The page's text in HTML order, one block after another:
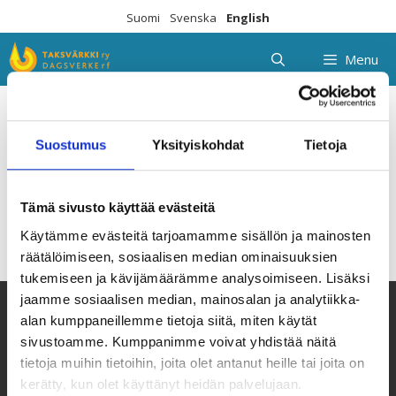
Suostumus Yksityiskohdat Tietoja
Tämä sivusto käyttää evästeitä
Käytämme evästeitä tarjoamamme sisällön ja mainosten
räätälöimiseen, sosiaalisen median ominaisuuksien
tukemiseen ja kävijämäärämme analysoimiseen. Lisäksi
jaamme sosiaalisen median, mainosalan ja analytiikka-
alan kumppaneillemme tietoja siitä, miten käytät
sivustoamme. Kumppanimme voivat yhdistää näitä
tietoja muihin tietoihin, joita olet antanut heille tai joita on
kerätty, kun olet käyttänyt heidän palvelujaan.
to
content
Suomi Svenska English
Menu
Educacion-ambiental-San-
Martin-1